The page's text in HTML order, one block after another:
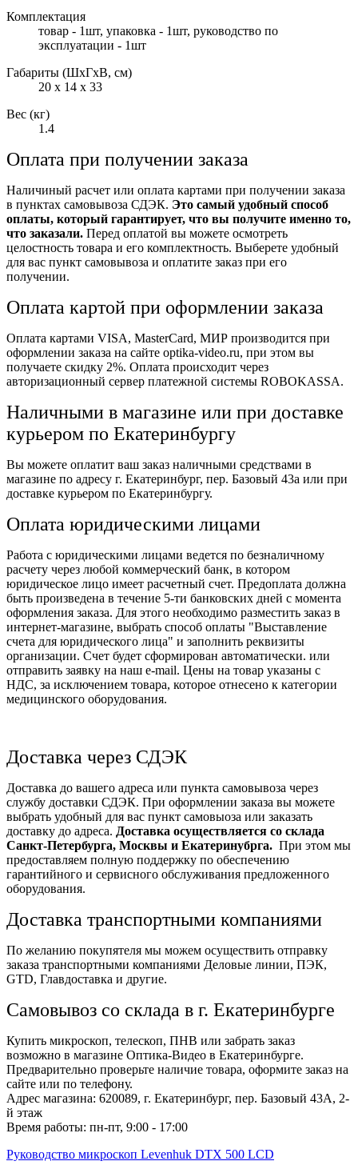
Комплектация
товар - 1шт, упаковка - 1шт, руководство по
эксплуатации - 1шт
Габариты (ШxГxВ, см)
20 x 14 x 33
Вес (кг)
1.4
Оплата при получении заказа
Наличиный расчет или оплата картами при получении заказа
в пунктах самовывоза СДЭК. Это самый удобный способ
оплаты, который гарантирует, что вы получите именно то,
что заказали. Перед оплатой вы можете осмотреть
целостность товара и его комплектность. Выберете удобный
для вас пункт самовывоза и оплатите заказ при его
получении.
Оплата картой при оформлении заказа
Оплата картами VISA, MasterCard, МИР производится при
оформлении заказа на сайте optika-video.ru, при этом вы
получаете скидку 2%. Оплата происходит через
авторизационный сервер платежной системы ROBOKASSA.
Наличными в магазине или при доставке
курьером по Екатеринбургу
Вы можете оплатит ваш заказ наличными средствами в
магазине по адресу г. Екатеринбург, пер. Базовый 43а или при
доставке курьером по Екатеринбургу.
Оплата юридическими лицами
Работа с юридическими лицами ведется по безналичному
расчету через любой коммерческий банк, в котором
юридическое лицо имеет расчетный счет. Предоплата должна
быть произведена в течение 5-ти банковских дней с момента
оформления заказа. Для этого необходимо разместить заказ в
интернет-магазине, выбрать способ оплаты "Выставление
счета для юридического лица" и заполнить реквизиты
организации. Счет будет сформирован автоматически. или
отправить заявку на наш e-mail. Цены на товар указаны с
НДС, за исключением товара, которое отнесено к категории
медицинского оборудования.
Доставка через СДЭК
Доставка до вашего адреса или пункта самовывоза через
службу доставки СДЭК. При оформлении заказа вы можете
выбрать удобный для вас пункт самовыоза или заказать
доставку до адреса. Доставка осуществляется со склада
Санкт-Петербурга, Москвы и Екатеринубрга. При этом мы
предоставляем полную поддержку по обеспечению
гарантийного и сервисного обслуживания предложенного
оборудования.
Доставка транспортными компаниями
По желанию покупятеля мы можем осуществить отправку
заказа транспортными компаниями Деловые линии, ПЭК,
GTD, Главдоставка и другие.
Самовывоз со склада в г. Екатеринбурге
Купить микроскоп, телескоп, ПНВ или забрать заказ
возможно в магазине Оптика-Видео в Екатеринбурге.
Предварительно проверьте наличие товара, оформите заказ на
сайте или по телефону.
Адрес магазина: 620089, г. Екатеринбург, пер. Базовый 43А, 2-
й этаж
Время работы: пн-пт, 9:00 - 17:00
Руководство микроскоп Levenhuk DTX 500 LCD